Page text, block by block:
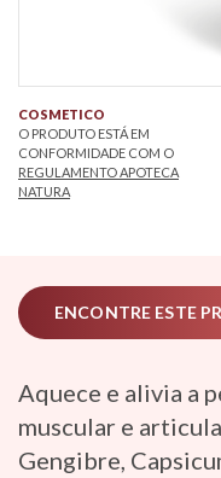
ENCONTRE ESTE
Aquece e alivia a
muscular e
Gengibre,
COSMETICO
O PRODUTO ESTÁ EM
CONFORMIDADE COM O
REGULAMENTO APOTECA
NATURA